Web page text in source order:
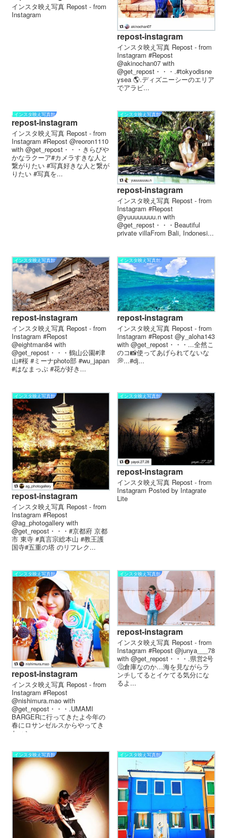
インスタ映え写真 Repost - from
Instagram
repost-instagram
インスタ映え写真 Repost - from
Instagram #Repost
@akinochan07 with
@get_repost・・・.#tokyodisne
ysea 🌎.ディズニーシーのエリア
でアラビ...
インスタ映え写真館
repost-instagram
インスタ映え写真 Repost - from
Instagram #Repost @reoron1110
with @get_repost・・・きらびや
かなラクーア#カメラすきな人と
繋がりたい #写真好きな人と繋が
りたい #写真を...
インスタ映え写真館
repost-instagram
インスタ映え写真 Repost - from
Instagram #Repost
@yuuuuuuuu.n with
@get_repost・・・Beautiful
private villaFrom Bali, Indonesi...
インスタ映え写真館
repost-instagram
インスタ映え写真 Repost - from
Instagram #Repost
@eightman84 with
@get_repost・・・鶴山公園#津
山#桜 #ミーナphoto部 #wu_japan
#はなまっぷ #花が好き...
インスタ映え写真館
repost-instagram
インスタ映え写真 Repost - from
Instagram #Repost @y_aloha143
with @get_repost・・・...全然こ
のコ📸使ってあげられてないな
💭...#dj...
インスタ映え写真館
repost-instagram
インスタ映え写真 Repost - from
Instagram #Repost
@ag_photogallery with
@get_repost・・・#京都府 京都
市 東寺 #真言宗総本山 #教王護
国寺︎#五重の塔 のリフレク...
インスタ映え写真館
repost-instagram
インスタ映え写真 Repost - from
Instagram Posted by Intagrate
Lite
インスタ映え写真館
repost-instagram
インスタ映え写真 Repost - from
Instagram #Repost
@nishimura.mao with
@get_repost・・・.UMAMI
BARGERに行ってきたよ今年の
春にロサンゼルスからやってき
たハン...
インスタ映え写真館
repost-instagram
インスタ映え写真 Repost - from
Instagram #Repost @junya___78
with @get_repost・・・.県営2号
🤔倉庫なのか…海を見ながらラ
ンチしてるとイケてる気分にな
るよ...
インスタ映え写真館 インスタ映え写真館